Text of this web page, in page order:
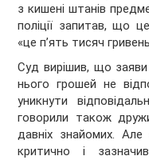
з кишені штанів
поліції запитав, що
«це п’ять тисяч
Суд вирішив, що
нього грошей не
уникнути
говорили також
давніх знайомих.
критично і